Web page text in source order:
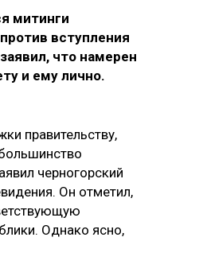
митинги
вступления
что намерен
и ему лично.
правительству,
черногорский
Он отметил,
Однако ясно,